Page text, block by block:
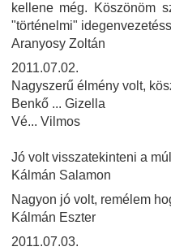
kellene még. Köszönöm
"történelmi"
Aranyosy Zoltán
2011.07.02.
Nagyszerű élmény volt,
Benkő ... Gizella
Vé... Vilmos
Jó volt visszatekinteni a
Kálmán Salamon
Nagyon jó volt, remélem
Kálmán Eszter
2011.07.03.